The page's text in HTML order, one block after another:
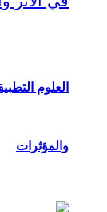
العلوم
والمؤثرات